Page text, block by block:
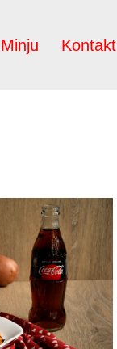
Kontakt